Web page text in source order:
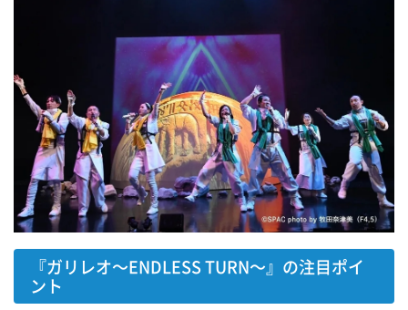
『ガリレオ～ENDLESS TURN～』の注目ポイ
ント